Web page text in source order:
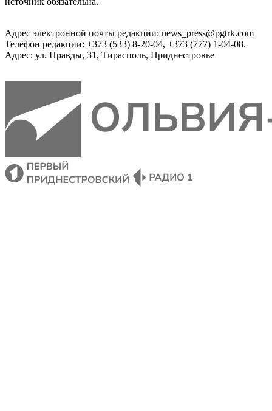
Адрес электронной почты редакции: news_press@pgtrk.com
Телефон редакции: +373 (533) 8-20-04, +373 (777) 1-04-08.
Адрес: ул. Правды, 31, Тирасполь, Приднестровье